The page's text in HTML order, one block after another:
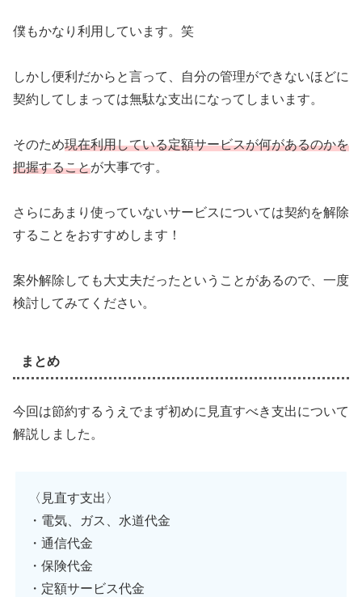
僕もかなり利用しています。笑
しかし便利だからと言って、自分の管理ができないほどに
契約してしまっては無駄な支出になってしまいます。
そのため現在利用している定額サービスが何があるのかを
把握することが大事です。
さらにあまり使っていないサービスについては契約を解除
することをおすすめします！
案外解除しても大丈夫だったということがあるので、一度
検討してみてください。
まとめ
今回は節約するうえでまず初めに見直すべき支出について
解説しました。
〈見直す支出〉
・電気、ガス、水道代金
・通信代金
・保険代金
・定額サービス代金